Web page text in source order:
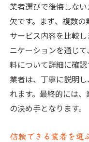
業者選びで後悔しな
欠です。まず、複数
サービス内容を比較
ニケーションを通じ
料について詳細に確
業者は、丁寧に説明
れます。最終的には
の決め手となります。
信頼できる業者を選